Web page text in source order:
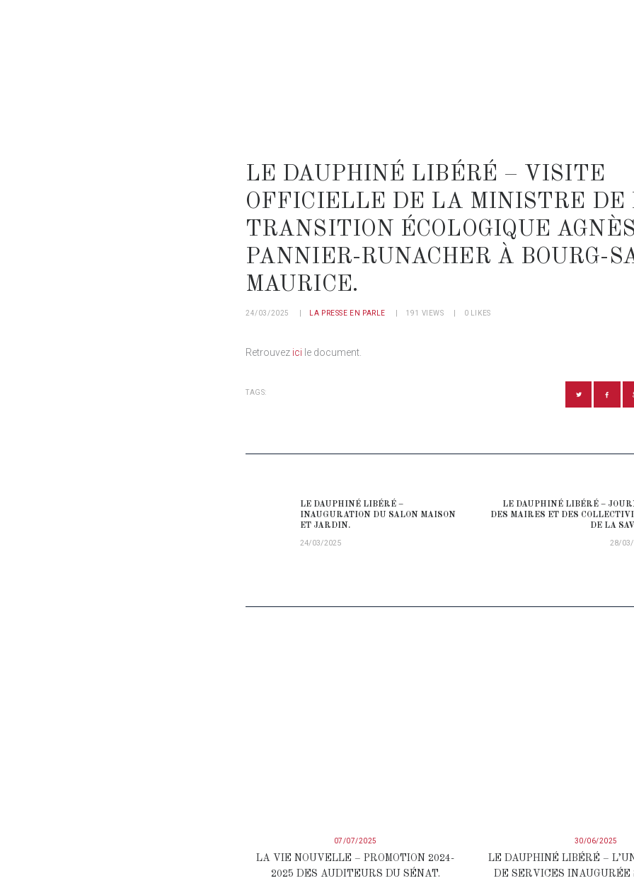
LE DAUPHINÉ LIBÉRÉ – VISITE
OFFICIELLE DE LA MINISTRE DE
TRANSITION ÉCOLOGIQUE
PANNIER-RUNACHER À BOURG-
MAURICE.
24/03/2025 LA PRESSE EN PARLE 191 VIEWS 0 LIKES
Retrouvez ici le document.
TAGS:
Previous post:
LE DAUPHINÉ LIBÉRÉ –
INAUGURATION DU SALON MAISON
ET JARDIN.
24/03/2025
LE DAUPHINÉ LIBÉRÉ –
DES MAIRES ET DES
DE LA
28/
07/07/2025
LA VIE NOUVELLE – PROMOTION 2024-
2025 DES AUDITEURS DU SÉNAT.
30/06/2025
LE DAUPHINÉ LIBÉRÉ –
DE SERVICES INAUGURÉE